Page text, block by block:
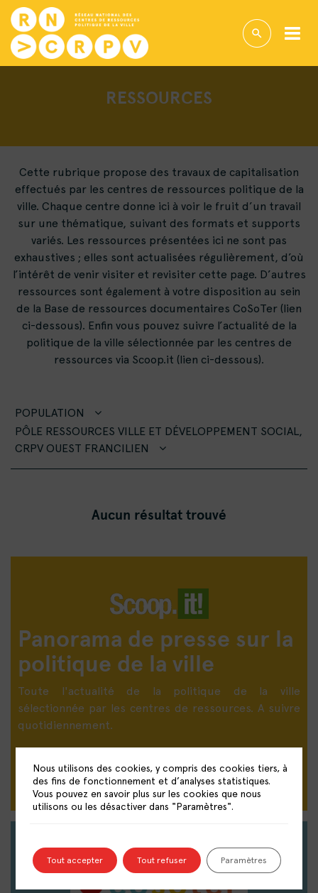
RESSOURCES
Cette rubrique propose des travaux de capitalisation
effectués par les centres de ressources politique de la
ville. Chaque centre donne ici à voir le fruit d’un travail
sur une thématique, suivant des formats et supports
variés. Les ressources présentées ici ne sont pas
exhaustives ; elles sont actualisées régulièrement, d’où
l’intérêt de venir visiter et revisiter cette page. D’autres
ressources sont également à votre disposition au sein
de la Base de ressources documentaires CoSoTer (lien
ci-dessous). Enfin vous pouvez suivre l’actualité de la
politique de la ville sélectionnée par les centres de
ressources via Scoop.it (lien ci-dessous).
POPULATION
PÔLE RESSOURCES VILLE ET DÉVELOPPEMENT SOCIAL,
CRPV OUEST FRANCILIEN
Aucun résultat trouvé
Panorama de presse sur la
politique de la ville
Toute l'actualité de la politique de la ville
sélectionnée par les centres de ressources. A suivre
quotidiennement.
DÉCOUVRIR LE PANORAMA DE PRESSE
Nous utilisons des cookies, y compris des cookies tiers, à
des fins de fonctionnement et d’analyses statistiques.
Vous pouvez en savoir plus sur les cookies que nous
utilisons ou les désactiver dans "Paramètres".
Tout accepter Tout refuser Paramètres